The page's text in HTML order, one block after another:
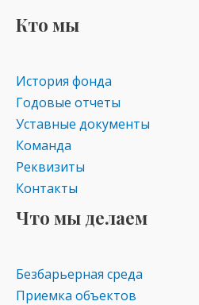
kl
as
s
ni
ki
Кто мы
История фонда
Годовые отчеты
Уставные документы
Команда
Реквизиты
Контакты
Что мы делаем
Безбарьерная среда
Приемка объектов